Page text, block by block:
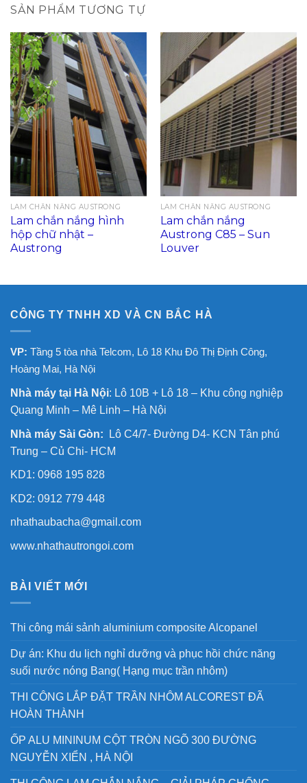
SẢN PHẨM TƯƠNG TỰ
LAM CHẮN NẮNG AUSTRONG
Lam chắn nắng hình
hộp chữ nhật –
Austrong
LAM CHẮN NẮNG AUSTRONG
Lam chắn nắng
Austrong C85 – Sun
Louver
CÔNG TY TNHH XD VÀ CN BẮC HÀ
VP: Tầng 5 tòa nhà Telcom, Lô 18 Khu Đô Thị Định Công,
Hoàng Mai, Hà Nội
Nhà máy tại Hà Nội: Lô 10B + Lô 18 – Khu công nghiệp
Quang Minh – Mê Linh – Hà Nội
Nhà máy Sài Gòn: Lô C4/7- Đường D4- KCN Tân phú
Trung – Củ Chi- HCM
KD1: 0968 195 828
KD2: 0912 779 448
nhathaubacha@gmail.com
www.nhathautrongoi.com
BÀI VIẾT MỚI
Thi công mái sảnh aluminium composite Alcopanel
Dự án: Khu du lịch nghỉ dưỡng và phục hồi chức năng
suối nước nóng Bang( Hạng mục trần nhôm)
THI CÔNG LẮP ĐẶT TRẦN NHÔM ALCOREST ĐÃ
HOÀN THÀNH
ỐP ALU MININUM CỘT TRÒN NGÕ 300 ĐƯỜNG
NGUYỄN XIỂN , HÀ NỘI